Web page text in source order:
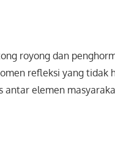
royong dan
refleksi yang
elemen